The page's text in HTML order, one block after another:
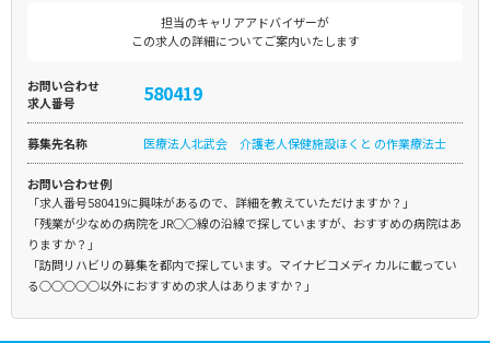
担当のキャリアアドバイザーが
この求人の詳細についてご案内いたします
お問い合わせ
求人番号
580419
募集先名称 医療法人北武会 介護老人保健施設ほくと の作業療法士
お問い合わせ例
「求人番号580419に興味があるので、詳細を教えていただけますか？」
「残業が少なめの病院をJR○○線の沿線で探していますが、おすすめの病院はあ
りますか？」
「訪問リハビリの募集を都内で探しています。マイナビコメディカルに載ってい
る○○○○○以外におすすめの求人はありますか？」